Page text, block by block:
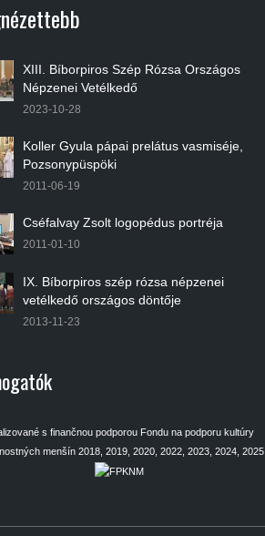
XIII. Bíborpiros Szép Rózsa Országos
Népzenei Vetélkedő
2023-10-28
Koller Gyula pápai prelátus vasmiséje,
Pozsonypüspöki
2011-06-19
Cséfalvay Zsolt logopédus portréja
2011-01-10
IX. Bíborpiros szép rózsa népzenei
vetélkedő országos döntője
2013-11-23
s finančnou podporou Fondu na podporu kultúry
menšín 2018, 2019, 2020, 2022, 2023, 2024, 2025